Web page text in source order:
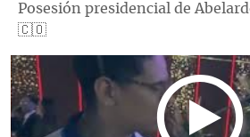
Posesión presidencial de
🇨🇴